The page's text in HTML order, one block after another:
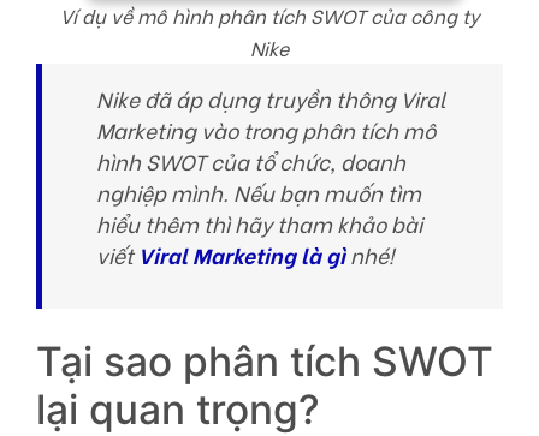
Ví dụ về mô hình phân tích SWOT của công ty
Nike
Nike đã áp dụng truyền thông Viral
Marketing vào trong phân tích mô
hình SWOT của tổ chức, doanh
nghiệp mình. Nếu bạn muốn tìm
hiểu thêm thì hãy tham khảo bài
viết Viral Marketing là gìnhé!
Tại sao phân tích SWOT
lại quan trọng?